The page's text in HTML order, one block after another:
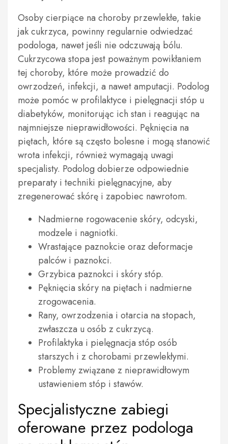
Osoby cierpiące na choroby przewlekłe, takie
jak cukrzyca, powinny regularnie odwiedzać
podologa, nawet jeśli nie odczuwają bólu.
Cukrzycowa stopa jest poważnym powikłaniem
tej choroby, które może prowadzić do
owrzodzeń, infekcji, a nawet amputacji. Podolog
może pomóc w profilaktyce i pielęgnacji stóp u
diabetyków, monitorując ich stan i reagując na
najmniejsze nieprawidłowości. Pęknięcia na
piętach, które są często bolesne i mogą stanowić
wrota infekcji, również wymagają uwagi
specjalisty. Podolog dobierze odpowiednie
preparaty i techniki pielęgnacyjne, aby
zregenerować skórę i zapobiec nawrotom.
Nadmierne rogowacenie skóry, odcyski,
modzele i nagniotki.
Wrastające paznokcie oraz deformacje
palców i paznokci.
Grzybica paznokci i skóry stóp.
Pęknięcia skóry na piętach i nadmierne
zrogowacenia.
Rany, owrzodzenia i otarcia na stopach,
zwłaszcza u osób z cukrzycą.
Profilaktyka i pielęgnacja stóp osób
starszych i z chorobami przewlekłymi.
Problemy związane z nieprawidłowym
ustawieniem stóp i stawów.
Specjalistyczne zabiegi
oferowane przez podologa